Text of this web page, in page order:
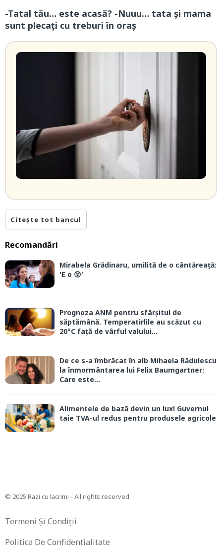
-Tatal tău… este acasă? -Nuuu… tata și mama
sunt plecați cu treburi în oraș
Citește tot bancul
Recomandări
Mirabela Grădinaru, umilită de o cântăreață:
'E o 😲'
Prognoza ANM pentru sfârșitul de
săptămână. Temperatirlile au scăzut cu
20°C față de vârful valului...
De ce s-a îmbrăcat în alb Mihaela Rădulescu
la înmormântarea lui Felix Baumgartner:
Care este...
Alimentele de bază devin un lux! Guvernul
taie TVA-ul redus pentru produsele agricole
© 2025 Razi cu lacrimi - All rights reserved
Termeni Și Condiții
Politica De Confidentialitate